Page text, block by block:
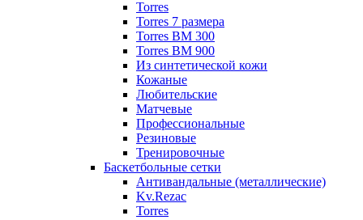
Torres
Torres 7 размера
Torres BM 300
Torres BM 900
Из синтетической кожи
Кожаные
Любительские
Матчевые
Профессиональные
Резиновые
Тренировочные
Баскетбольные сетки
Антивандальные (металлические)
Kv.Rezac
Torres